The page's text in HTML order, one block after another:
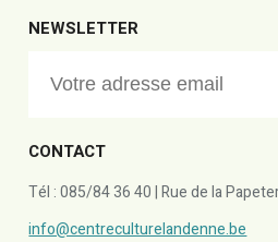
NEWSLETTER
CONTACT
Tél : 085/84 36 40 | Rue de la
info@centreculturelandenne.be